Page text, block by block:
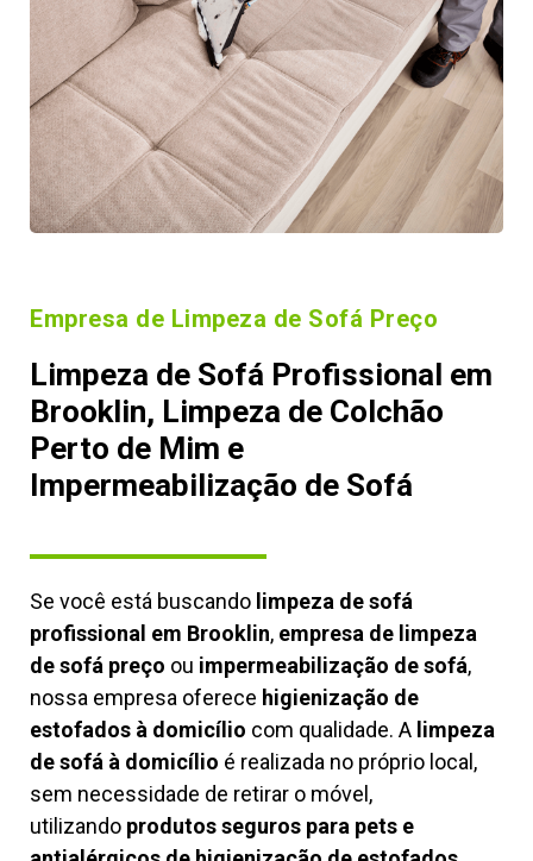
Empresa de Limpeza de Sofá Preço
Limpeza de Sofá Profissional em
Brooklin, Limpeza de Colchão
Perto de Mim e
Impermeabilização de Sofá
Se você está buscando limpeza de sofá
profissional em Brooklin, empresa de limpeza
de sofá preço ou impermeabilização de sofá,
nossa empresa oferece higienização de
estofados à domicílio com qualidade. A limpeza
de sofá à domicílio é realizada no próprio local,
sem necessidade de retirar o móvel,
utilizando produtos seguros para pets e